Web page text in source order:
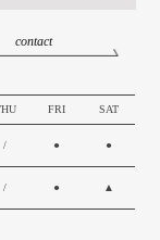
contact
FRI SAT
/ ● ●
/ ● ▲